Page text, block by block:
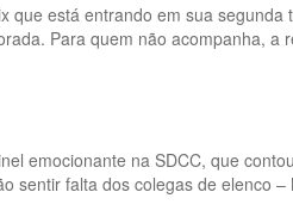
está entrando em sua
Para quem não acompanha, a
emocionante na SDCC, que
falta dos colegas de elenco